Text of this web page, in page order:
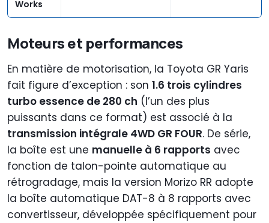
Works
Moteurs et performances
En matière de motorisation, la Toyota GR Yaris
fait figure d’exception : son 1.6 trois cylindres
turbo essence de 280 ch (l’un des plus
puissants dans ce format) est associé à la
transmission intégrale 4WD GR FOUR. De série,
la boîte est une manuelle à 6 rapports avec
fonction de talon-pointe automatique au
rétrogradage, mais la version Morizo RR adopte
la boîte automatique DAT-8 à 8 rapports avec
convertisseur, développée spécifiquement pour